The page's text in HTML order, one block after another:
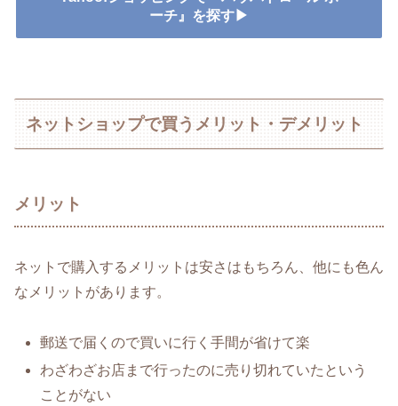
ーチ』を探す▶
ネットショップで買うメリット・デメリット
メリット
ネットで購入するメリットは安さはもちろん、他にも色ん
なメリットがあります。
郵送で届くので買いに行く手間が省けて楽
わざわざお店まで行ったのに売り切れていたという
ことがない